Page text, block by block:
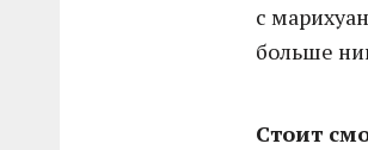
с
больше
Стоит